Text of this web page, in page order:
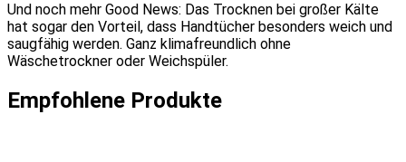
Und noch mehr Good News: Das Trocknen bei großer Kälte
hat sogar den Vorteil, dass Handtücher besonders weich und
saugfähig werden. Ganz klimafreundlich ohne
Wäschetrockner oder Weichspüler.
Empfohlene Produkte